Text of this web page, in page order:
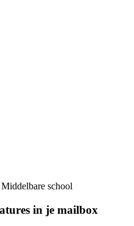
Middelbare school
in je mailbox